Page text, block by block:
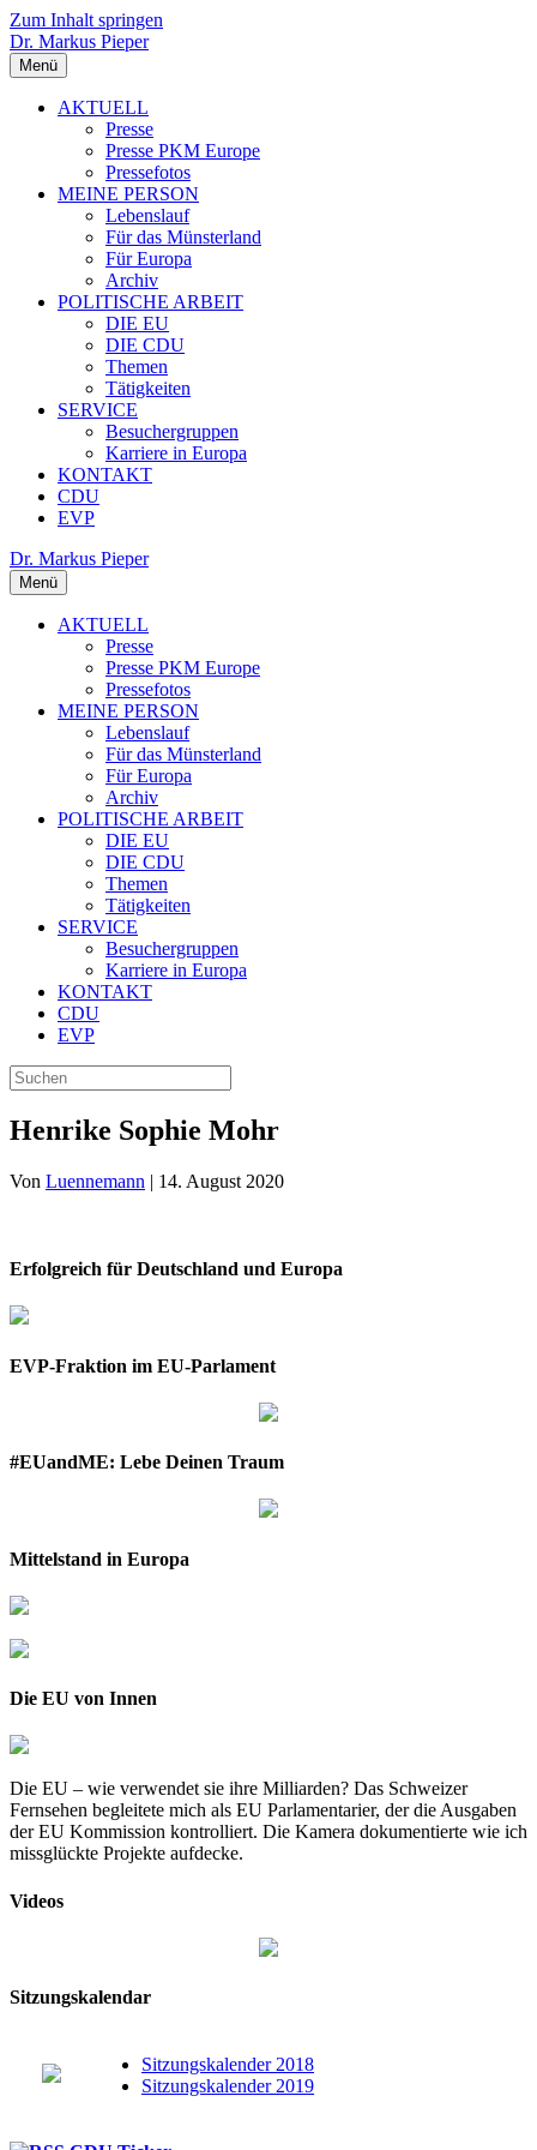
Zum Inhalt springen
Dr. Markus Pieper
Menü
AKTUELL
Presse
Presse PKM Europe
Pressefotos
MEINE PERSON
Lebenslauf
Für das Münsterland
Für Europa
Archiv
POLITISCHE ARBEIT
DIE EU
DIE CDU
Themen
Tätigkeiten
SERVICE
Besuchergruppen
Karriere in Europa
KONTAKT
CDU
EVP
Dr. Markus Pieper
Menü
AKTUELL
Presse
Presse PKM Europe
Pressefotos
MEINE PERSON
Lebenslauf
Für das Münsterland
Für Europa
Archiv
POLITISCHE ARBEIT
DIE EU
DIE CDU
Themen
Tätigkeiten
SERVICE
Besuchergruppen
Karriere in Europa
KONTAKT
CDU
EVP
Henrike Sophie Mohr
Von Luennemann | 14. August 2020
Erfolgreich für Deutschland und Europa
EVP-Fraktion im EU-Parlament
#EUandME: Lebe Deinen Traum
Mittelstand in Europa
Die EU von Innen
Die EU – wie verwendet sie ihre Milliarden? Das Schweizer
Fernsehen begleitete mich als EU Parlamentarier, der die Ausgaben
der EU Kommission kontrolliert. Die Kamera dokumentierte wie ich
missglückte Projekte aufdecke.
Videos
Sitzungskalendar
Sitzungskalender 2018
Sitzungskalender 2019